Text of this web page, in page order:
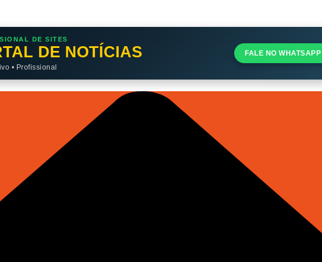
DE SITES
DE NOTÍCIAS
• Profissional
FALE NO WHATSAPP